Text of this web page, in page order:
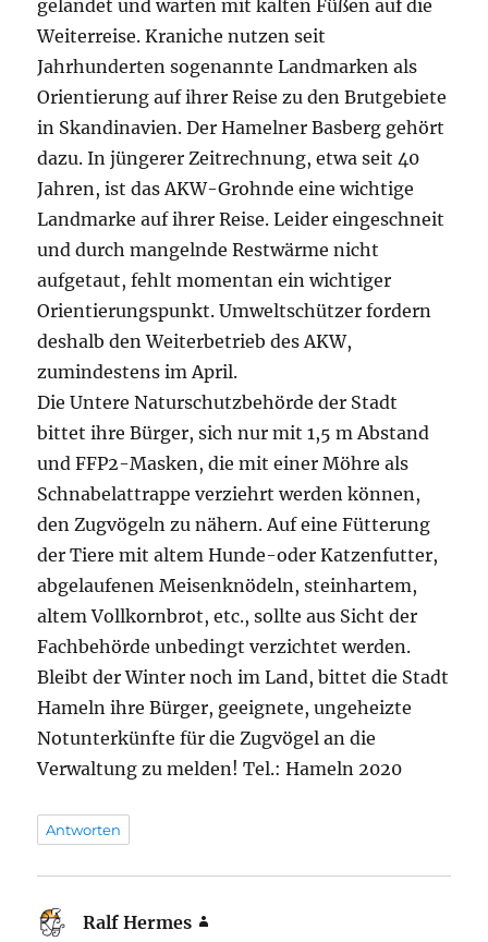
gelandet und warten mit kalten Füßen auf die
Weiterreise. Kraniche nutzen seit
Jahrhunderten sogenannte Landmarken als
Orientierung auf ihrer Reise zu den Brutgebiete
in Skandinavien. Der Hamelner Basberg gehört
dazu. In jüngerer Zeitrechnung, etwa seit 40
Jahren, ist das AKW-Grohnde eine wichtige
Landmarke auf ihrer Reise. Leider eingeschneit
und durch mangelnde Restwärme nicht
aufgetaut, fehlt momentan ein wichtiger
Orientierungspunkt. Umweltschützer fordern
deshalb den Weiterbetrieb des AKW,
zumindestens im April.
Die Untere Naturschutzbehörde der Stadt
bittet ihre Bürger, sich nur mit 1,5 m Abstand
und FFP2-Masken, die mit einer Möhre als
Schnabelattrappe verziehrt werden können,
den Zugvögeln zu nähern. Auf eine Fütterung
der Tiere mit altem Hunde-oder Katzenfutter,
abgelaufenen Meisenknödeln, steinhartem,
altem Vollkornbrot, etc., sollte aus Sicht der
Fachbehörde unbedingt verzichtet werden.
Bleibt der Winter noch im Land, bittet die Stadt
Hameln ihre Bürger, geeignete, ungeheizte
Notunterkünfte für die Zugvögel an die
Verwaltung zu melden! Tel.: Hameln 2020
Antworten
Ralf Hermes